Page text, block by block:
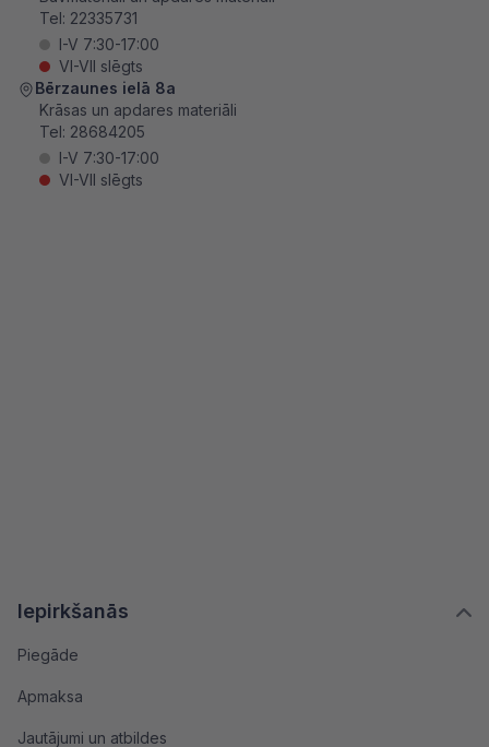
Iepirkšanās
Piegāde
Apmaksa
Jautājumi un atbildes
Tel: 22335731
I-V 7:30-17:00
VI-VII slēgts
Bērzaunes ielā 8a
Krāsas un apdares materiāli
Tel: 28684205
I-V 7:30-17:00
VI-VII slēgts